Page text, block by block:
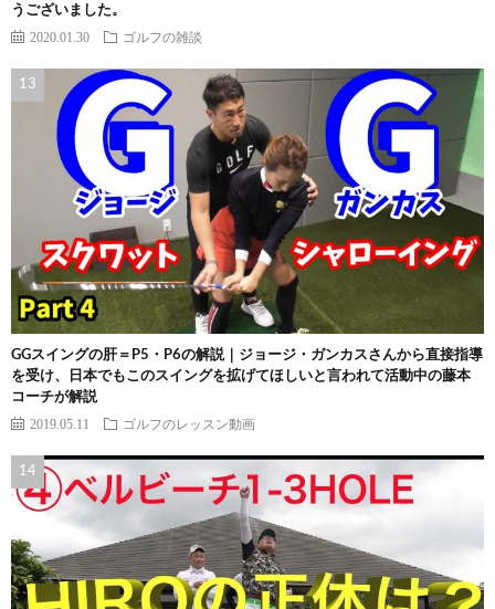
うございました。
2020.01.30 ゴルフの雑談
GGスイングの肝＝P5・P6の解説｜ジョージ・ガンカスさんから直接指導
を受け、日本でもこのスイングを拡げてほしいと言われて活動中の藤本
コーチが解説
2019.05.11 ゴルフのレッスン動画